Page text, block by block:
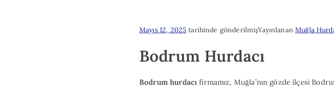
Mayıs 12, 2025 tarihinde gönderilmişYayınlananMuğla
Bodrum Hurdacı
Bodrum hurdacı firmamız, Muğla’nın gözde ilçesi